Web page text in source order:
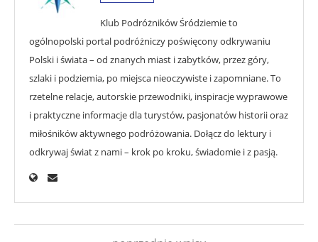
Klub Podróżników Śródziemie to
ogólnopolski portal podróżniczy poświęcony odkrywaniu
Polski i świata – od znanych miast i zabytków, przez góry,
szlaki i podziemia, po miejsca nieoczywiste i zapomniane. To
rzetelne relacje, autorskie przewodniki, inspiracje wyprawowe
i praktyczne informacje dla turystów, pasjonatów historii oraz
miłośników aktywnego podróżowania. Dołącz do lektury i
odkrywaj świat z nami – krok po kroku, świadomie i z pasją.